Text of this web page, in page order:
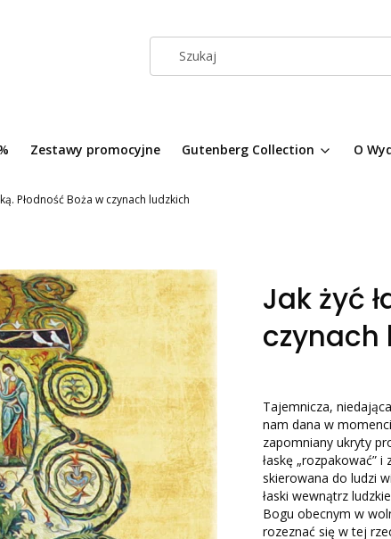
Zestawy promocyjne Gutenberg Collection O
Płodność Boża w czynach ludzkich
Jak żyć
czynach
Tajemnicza,
nam dana w
zapomniany ukryty
łaskę „rozpakować”
skierowana do ludzi
łaski wewnątrz
Bogu obecnym w
rozeznać się w tej